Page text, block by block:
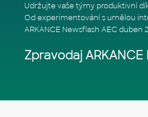
ARKANCE Newsflash AEC duben
Zpravodaj